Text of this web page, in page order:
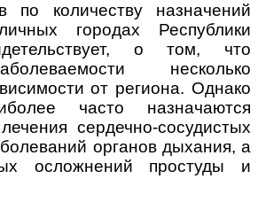
по количеству назначений
городах Республики
о том, что
несколько
от региона. Однако
часто назначаются
сердечно-сосудистых
органов дыхания, а
осложнений простуды и